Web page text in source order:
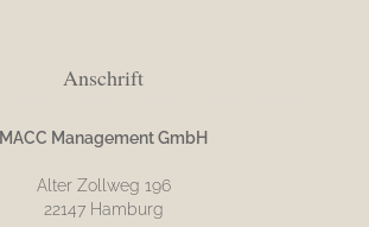
Anschrift
MACC Management GmbH
Alter Zollweg 196
22147 Hamburg